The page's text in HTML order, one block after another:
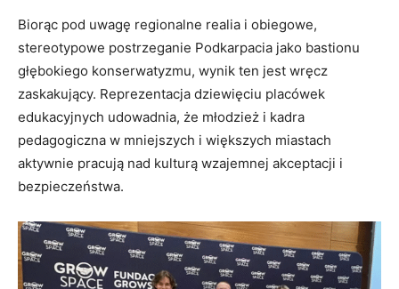
Biorąc pod uwagę regionalne realia i obiegowe,
stereotypowe postrzeganie Podkarpacia jako bastionu
głębokiego konserwatyzmu, wynik ten jest wręcz
zaskakujący. Reprezentacja dziewięciu placówek
edukacyjnych udowadnia, że młodzież i kadra
pedagogiczna w mniejszych i większych miastach
aktywnie pracują nad kulturą wzajemnej akceptacji i
bezpieczeństwa.